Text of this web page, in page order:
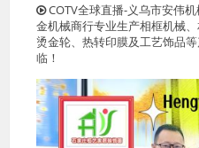
COTV全球直播-义乌市安伟
金机械商行专业生产相框机械
烫金轮、热转印膜及工艺饰品
临！